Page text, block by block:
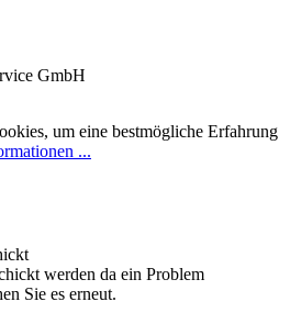
GmbH
um eine bestmögliche Erfahrung
...
werden da ein Problem
Sie es erneut.